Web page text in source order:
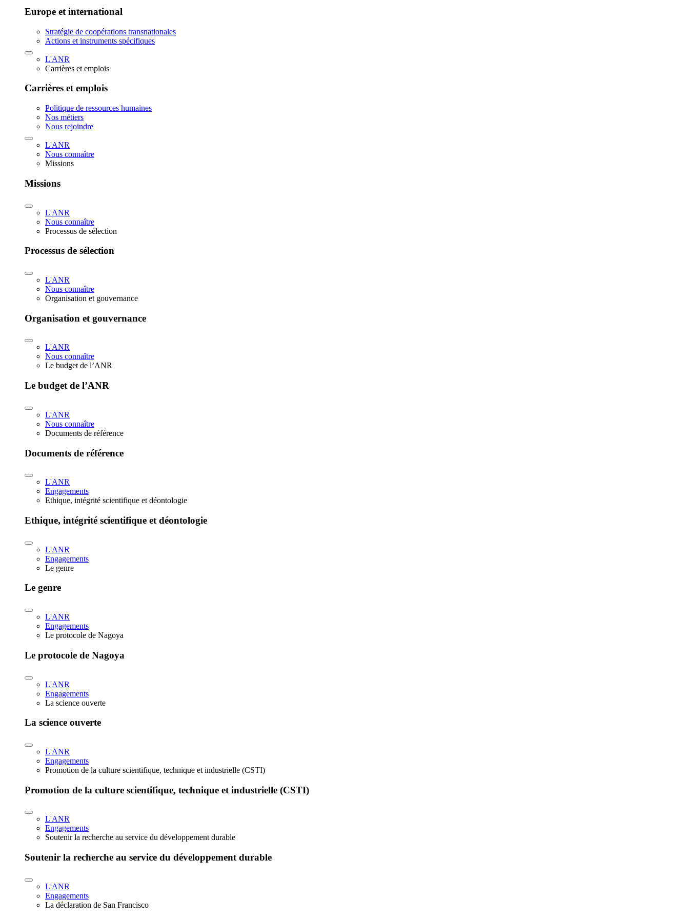
Europe et international
Stratégie de coopérations transnationales
Actions et instruments spécifiques
L'ANR
Carrières et emplois
Carrières et emplois
Politique de ressources humaines
Nos métiers
Nous rejoindre
L'ANR
Nous connaître
Missions
Missions
L'ANR
Nous connaître
Processus de sélection
Processus de sélection
L'ANR
Nous connaître
Organisation et gouvernance
Organisation et gouvernance
L'ANR
Nous connaître
Le budget de l’ANR
Le budget de l’ANR
L'ANR
Nous connaître
Documents de référence
Documents de référence
L'ANR
Engagements
Ethique, intégrité scientifique et déontologie
Ethique, intégrité scientifique et déontologie
L'ANR
Engagements
Le genre
Le genre
L'ANR
Engagements
Le protocole de Nagoya
Le protocole de Nagoya
L'ANR
Engagements
La science ouverte
La science ouverte
L'ANR
Engagements
Promotion de la culture scientifique, technique et industrielle (CSTI)
Promotion de la culture scientifique, technique et industrielle (CSTI)
L'ANR
Engagements
Soutenir la recherche au service du développement durable
Soutenir la recherche au service du développement durable
L'ANR
Engagements
La déclaration de San Francisco